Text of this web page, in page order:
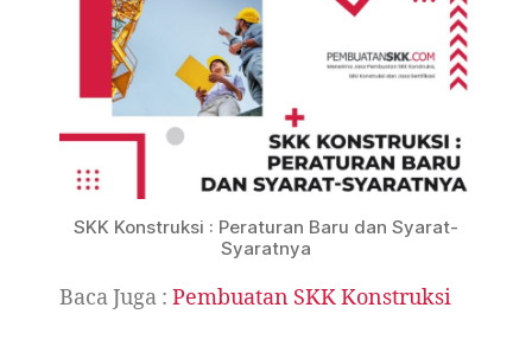
SKK Konstruksi : Peraturan Baru dan Syarat-
Syaratnya
Baca Juga : Pembuatan SKK Konstruksi